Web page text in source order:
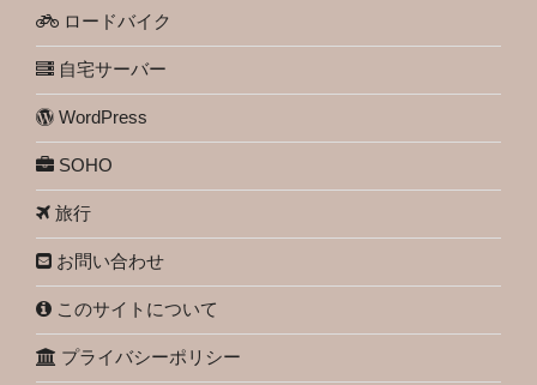
ロードバイク
自宅サーバー
WordPress
SOHO
旅行
お問い合わせ
このサイトについて
プライバシーポリシー